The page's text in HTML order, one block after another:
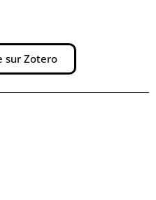
sur Zotero